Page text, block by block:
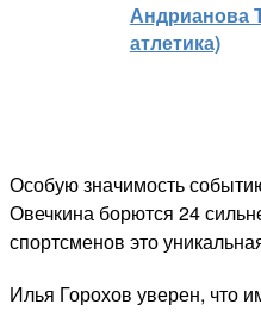
Андрианова
атлетика)
Особую значимость
Овечкина борются 24
спортсменов это
Илья Горохов уверен, что